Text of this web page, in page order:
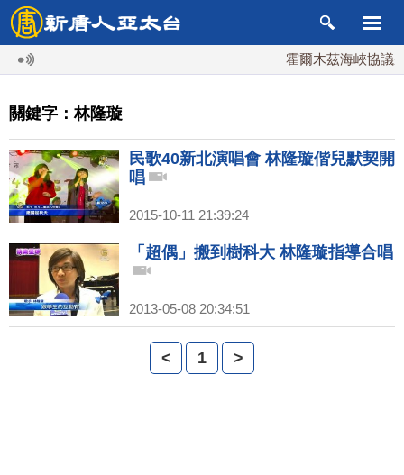
霍爾木茲海峽協議將
關鍵字：林隆璇
民歌40新北演唱會 林隆璇偕兒默契開
唱
2015-10-11 21:39:24
「超偶」搬到樹科大 林隆璇指導合唱
2013-05-08 20:34:51
< 1 >